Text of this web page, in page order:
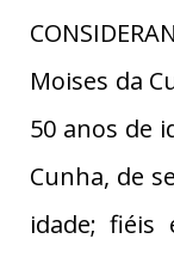
Moises da
50 anos de
Cunha, de
idade; fiéis